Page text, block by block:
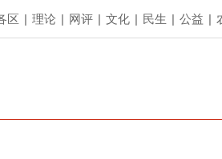
区 | 理论 | 网评 | 文化 | 民生 | 公益 |